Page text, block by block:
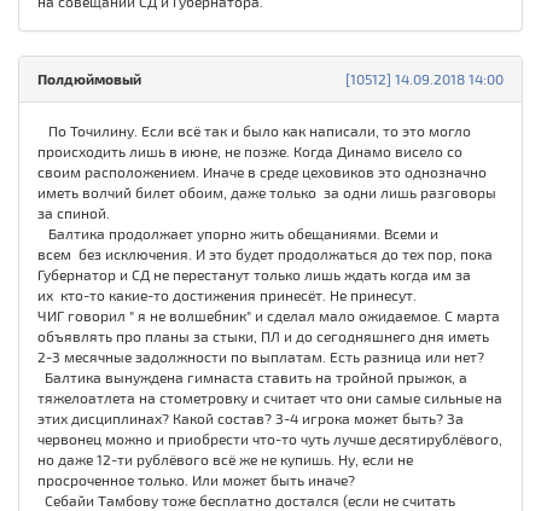
[10512] 14.09.2018 14:00
Полдюймовый
По Точилину. Если всё так и было как написали, то это могло
происходить лишь в июне, не позже. Когда Динамо висело со
своим расположением. Иначе в среде цеховиков это однозначно
иметь волчий билет обоим, даже только за одни лишь разговоры
за спиной.
Балтика продолжает упорно жить обещаниями. Всеми и
всем без исключения. И это будет продолжаться до тех пор, пока
Губернатор и СД не перестанут только лишь ждать когда им за
их кто-то какие-то достижения принесёт. Не принесут.
ЧИГ говорил " я не волшебник" и сделал мало ожидаемое. С марта
объявлять про планы за стыки, ПЛ и до сегодняшнего дня иметь
2-3 месячные задолжности по выплатам. Есть разница или нет?
Балтика вынуждена гимнаста ставить на тройной прыжок, а
тяжелоатлета на стометровку и считает что они самые сильные на
этих дисциплинах? Какой состав? 3-4 игрока может быть? За
червонец можно и приобрести что-то чуть лучше десятирублёвого,
но даже 12-ти рублёвого всё же не купишь. Ну, если не
просроченное только. Или может быть иначе?
Себайи Тамбову тоже бесплатно достался (если не считать